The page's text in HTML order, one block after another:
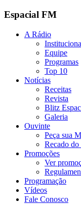
Espacial FM
A Rádio
Equipe
Programas
Top 10
Notícias
Receitas
Revista
Blitz
Galeria
Ouvinte
Peça sua
Recado
Promoções
Ver
Programação
Vídeos
Fale Conosco